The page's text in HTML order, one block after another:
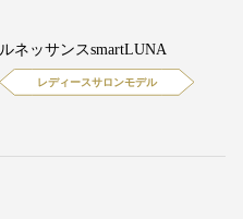
ルネッサンスsmartLUNA
レディースサロンモデル